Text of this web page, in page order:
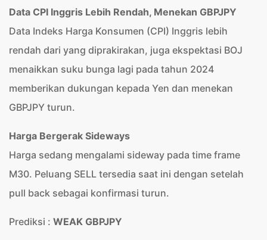
Data CPI Inggris Lebih Rendah, Menekan GBPJPY
Data Indeks Harga Konsumen (CPI) Inggris lebih
rendah dari yang diprakirakan, juga ekspektasi BOJ
menaikkan suku bunga lagi pada tahun 2024
memberikan dukungan kepada Yen dan menekan
GBPJPY turun.
Harga Bergerak Sideways
Harga sedang mengalami sideway pada time frame
M30. Peluang SELL tersedia saat ini dengan setelah
pull back sebagai konfirmasi turun.
Prediksi : WEAK GBPJPY